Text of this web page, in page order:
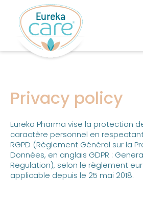
Les maux du quotidien
Blog
Eureka Pharma
Privacy policy
Eureka Pharma vise la protection
caractère personnel en
RGPD (Règlement Général sur la
Données, en anglais GDPR :
Regulation), selon le règlement
applicable depuis le 25 mai 2018.